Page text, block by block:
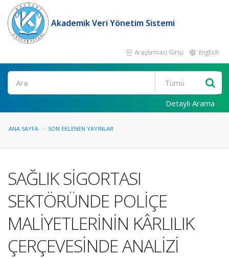
Akademik Veri Yönetim Sistemi
Araştırmacı Girişi English
Ara
Detaylı Arama
ANA SAYFA SON EKLENEN YAYINLAR
SAĞLIK SİGORTASI
SEKTÖRÜNDE POLİÇE
MALİYETLERİNİN KÂRLILIK
ÇERÇEVESİNDE ANALİZİ